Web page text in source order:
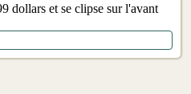
dollars et se clipse sur l'avant